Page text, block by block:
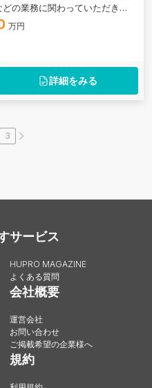
の業務に関わっていただきま
の求人です。
万円
詳細をみる
3
サービス
HUPRO MAGAZINE
よくある質問
会社概要
運営会社
お問い合わせ
ご掲載希望の企業様へ
規約